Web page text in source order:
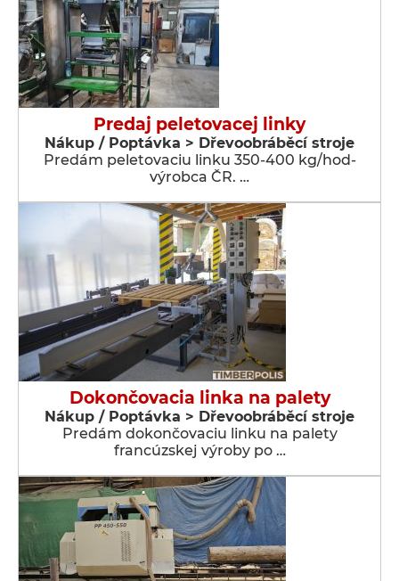
Predaj peletovacej linky
Nákup / Poptávka > Dřevoobráběcí stroje
Predám peletovaciu linku 350-400 kg/hod-
výrobca ČR. …
Dokončovacia linka na palety
Nákup / Poptávka > Dřevoobráběcí stroje
Predám dokončovaciu linku na palety
francúzskej výroby po …